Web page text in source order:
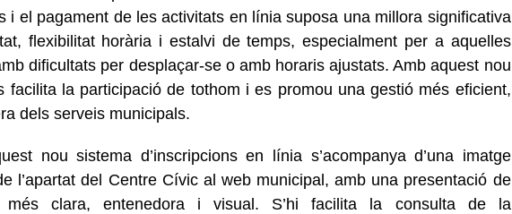
i el pagament de les activitats en línia suposa una millora significativa
flexibilitat horària i estalvi de temps, especialment per a aquelles
dificultats per desplaçar-se o amb horaris ajustats. Amb aquest nou
facilita la participació de tothom i es promou una gestió més eficient,
dels serveis municipals.
nou sistema d’inscripcions en línia s’acompanya d’una imatge
l’apartat del Centre Cívic al web municipal, amb una presentació de
més clara, entenedora i visual. S’hi facilita la consulta de la